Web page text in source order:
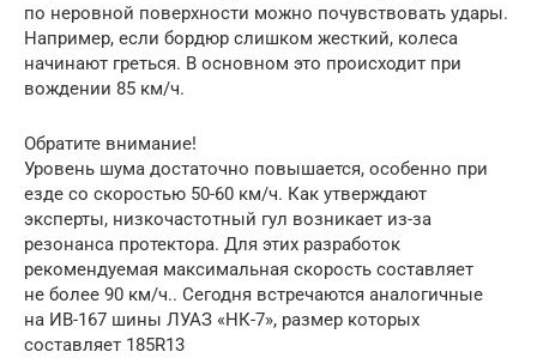
по неровной поверхности можно почувствовать удары.
Например, если бордюр слишком жесткий, колеса
начинают греться. В основном это происходит при
вождении 85 км/ч.
Обратите внимание!
Уровень шума достаточно повышается, особенно при
езде со скоростью 50-60 км/ч. Как утверждают
эксперты, низкочастотный гул возникает из-за
резонанса протектора. Для этих разработок
рекомендуемая максимальная скорость составляет
не более 90 км/ч.. Сегодня встречаются аналогичные
на ИВ-167 шины ЛУАЗ «НК-7», размер которых
составляет 185R13